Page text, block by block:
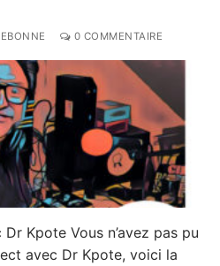
0 COMMENTAIRE
Kpote Vous n’avez pas pu
avec Dr Kpote, voici la